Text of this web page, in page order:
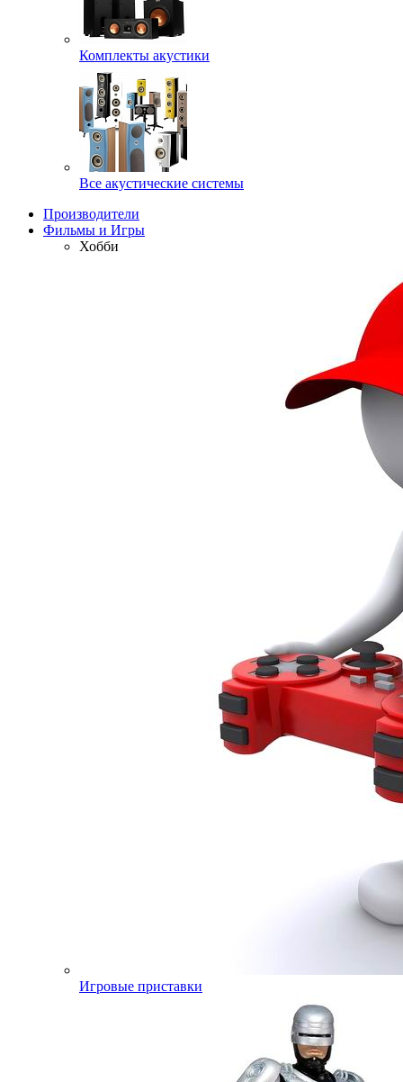
Комплекты акустики
Все акустические системы
Производители
Фильмы и Игры
Хобби
Игровые приставки